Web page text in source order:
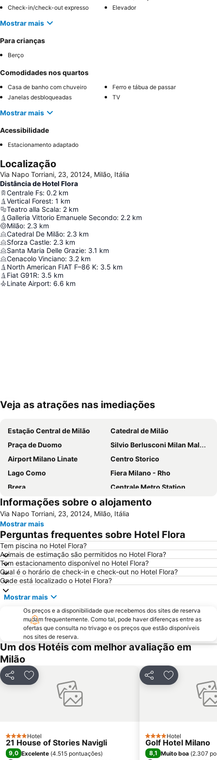
Check-in/check-out expresso
Elevador
Mostrar mais
Para crianças
Berço
Comodidades nos quartos
Casa de banho com chuveiro
Ferro e tábua de passar
Janelas desbloqueadas
TV
Mostrar mais
Acessibilidade
Estacionamento adaptado
Localização
Via Napo Torriani, 23, 20124, Milão, Itália
Distância de Hotel Flora
Centrale Fs: 0.2 km
Vertical Forest: 1 km
Teatro alla Scala: 2 km
Galleria Vittorio Emanuele Secondo: 2.2 km
Milão: 2.3 km
Catedral De Milão: 2.3 km
Sforza Castle: 2.3 km
Santa Maria Delle Grazie: 3.1 km
Cenacolo Vinciano: 3.2 km
North American FIAT F–86 K: 3.5 km
Fiat G91R: 3.5 km
Linate Airport: 6.6 km
Ampliar mapa
Veja as atrações nas imediações
Estação Central de Milão
Catedral de Milão
Praça de Duomo
Silvio Berlusconi Milan Malpensa Airport
Airport Milano Linate
Centro Storico
Lago Como
Fiera Milano - Rho
Brera
Centrale Metro Station
Aeroporto Orio al Serio
Navigli
Cidade Alta de Bérgamo
Stazione di Bergamo
San Siro
Stazione Porta Garibaldi
Lampugnano Metro Station
Teatro alla Scala
San Siro Stadio Metro Station
Autodromo Nazionale Monza
Cadorna – Triennale Metro Station
Porta Romana
Porta Garibaldi
Porta Venezia
Galeria Vittorio Emanuele II
FieraMilano
Lampugnano
Museo del Duomo di Milano
Funicolare di Città Alta
Teatro Sociale Como
Garibaldi Metro Station
Boccaleone
Via Montenapoleone
San Siro Ippodromo Metro Station
Castelo Sforzeco
Stazione Milano Lambrate
Porta Venezia Metro Station
Moscova Metro Station
Informações sobre o alojamento
Via Napo Torriani, 23, 20124, Milão, Itália
Mostrar mais
Perguntas frequentes sobre Hotel Flora
Tem piscina no Hotel Flora?
Animais de estimação são permitidos no Hotel Flora?
Tem estacionamento disponível no Hotel Flora?
Qual é o horário de check-in e check-out no Hotel Flora?
Onde está localizado o Hotel Flora?
Mostrar mais
Os preços e a disponibilidade que recebemos dos sites de reserva
mudam frequentemente. Como tal, pode haver diferenças entre as
ofertas que consulta no trivago e os preços que estão disponíveis
nos sites de reserva.
Um dos Hotéis com melhor avaliação em
Milão
PartilharAdicionar aos favoritos
4 Estrelas
Hotel
21 House of Stories Navigli
9,0 Excelente (4.515 pontuações)
PartilharAdicionar
4 Estrelas
Hotel
Golf Hotel Milano
8,1 Muito boa (2.307